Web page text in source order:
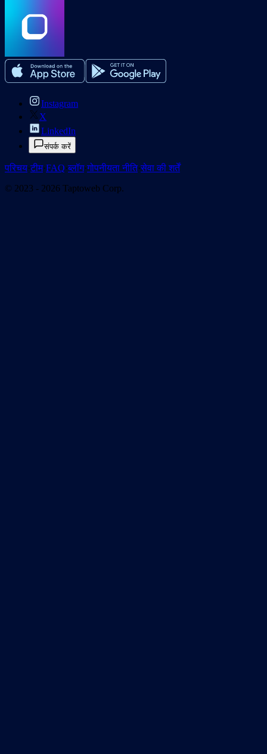
Instagram
X
LinkedIn
संपर्क करें
परिचय·टीम·FAQ·ब्लॉग·गोपनीयता नीति·सेवा की शर्तें
© 2023 - 2026 Taptoweb Corp.